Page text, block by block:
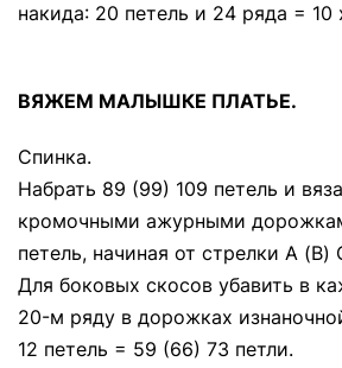
накида: 20 петель и 24 ряда = 10
ВЯЖЕМ МАЛЫШКЕ ПЛАТЬЕ.
Спинка.
Набрать 89 (99) 109 петель и
кромочными ажурными
петель, начиная от стрелки А (В)
Для боковых скосов убавить в
20-м ряду в дорожках
12 петель = 59 (66) 73 петли.